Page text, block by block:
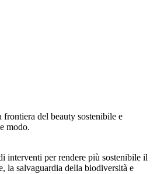
frontiera del beauty sostenibile e
modo.
interventi per rendere più sostenibile il
la salvaguardia della biodiversità e